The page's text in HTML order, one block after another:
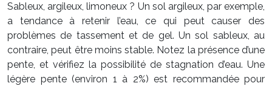
Sableux, argileux, limoneux ? Un sol argileux, par exemple,
a tendance à retenir l’eau, ce qui peut causer des
problèmes de tassement et de gel. Un sol sableux, au
contraire, peut être moins stable. Notez la présence d’une
pente, et vérifiez la possibilité de stagnation d’eau. Une
légère pente (environ 1 à 2%) est recommandée pour